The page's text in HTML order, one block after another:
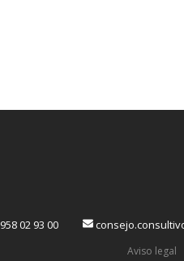
958 02 93 00
Aviso legal